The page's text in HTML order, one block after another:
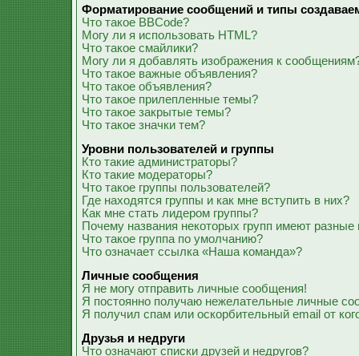
Форматирование сообщений и типы
Что такое BBCode?
Могу ли я использовать HTML?
Что такое смайлики?
Могу ли я добавлять изображения к
Что такое важные объявления?
Что такое объявления?
Что такое прилепленные темы?
Что такое закрытые темы?
Что такое значки тем?
Уровни пользователей и группы
Кто такие администраторы?
Кто такие модераторы?
Что такое группы пользователей?
Где находятся группы и как мне вступить в них?
Как мне стать лидером группы?
Почему названия некоторых групп имеют разные
Что такое группа по умолчанию?
Что означает ссылка «Наша команда»?
Личные сообщения
Я не могу отправить личные сообщения!
Я постоянно получаю нежелательные личные
Я получил спам или оскорбительный email от
Друзья и недруги
Что означают списки друзей и недругов?